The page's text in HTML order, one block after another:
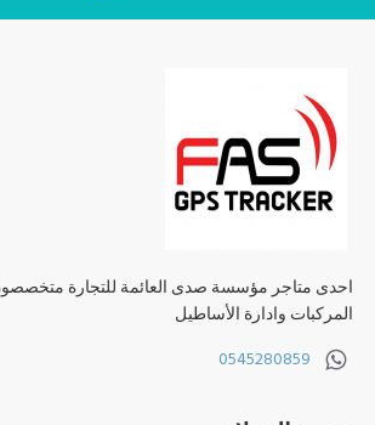
احدى متاجر مؤسسة صدى العائمة للتجارة
المركبات وادارة الأساطيل
0545280859